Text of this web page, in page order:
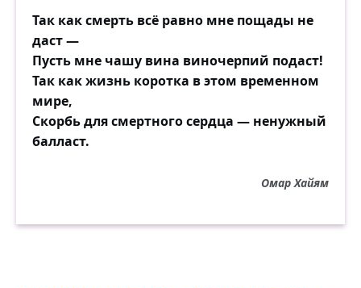
Так как смерть всё равно мне пощады не
даст —
Пусть мне чашу вина виночерпий подаст!
Так как жизнь коротка в этом временном
мире,
Скорбь для смертного сердца — ненужный
балласт.
Омар Хайям